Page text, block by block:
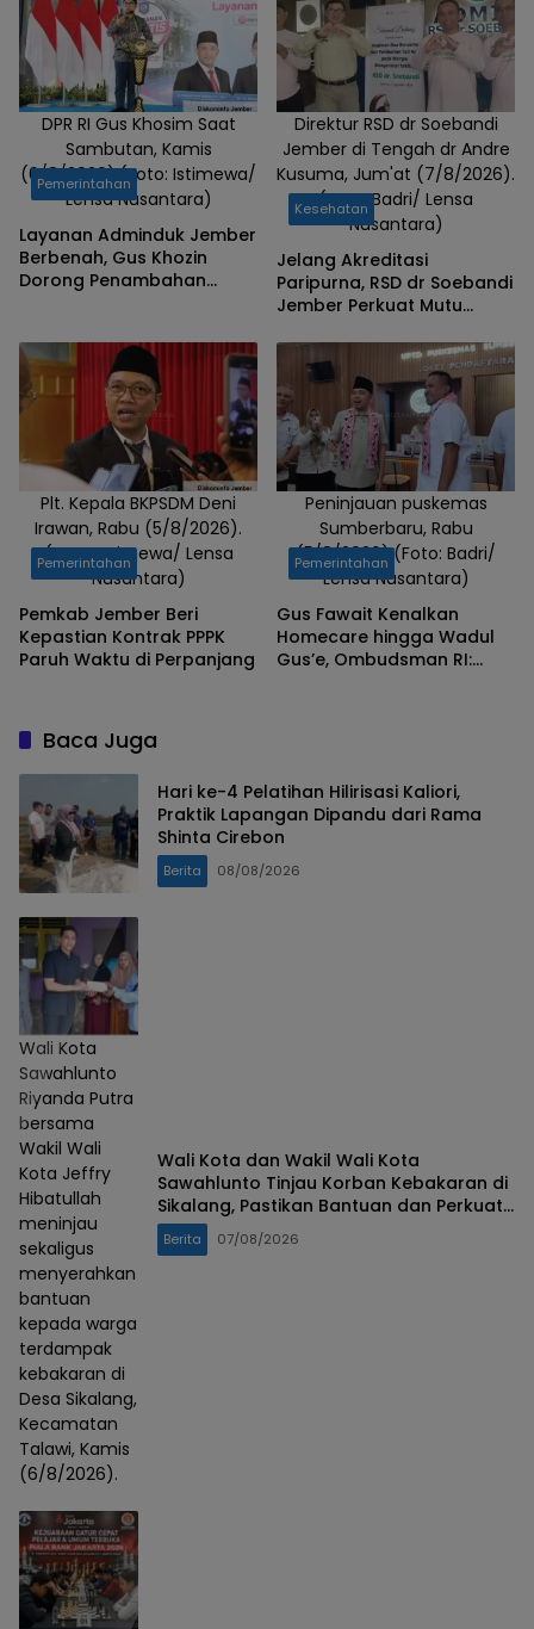
DPR RI Gus Khosim Saat
Sambutan, Kamis
(6/8/2026).(Foto: Istimewa/
Lensa Nusantara)
Pemerintahan
Layanan Adminduk Jember
Berbenah, Gus Khozin
Dorong Penambahan
Direktur RSD dr Soebandi
Jember di Tengah dr Andre
Kusuma, Jum'at (7/8/2026).
(Foto: Badri/ Lensa
Nusantara)
Kesehatan
Jelang Akreditasi
Paripurna, RSD dr Soebandi
Jember Perkuat Mutu
Ditingkatkan
Plt. Kepala BKPSDM Deni
Irawan, Rabu (5/8/2026).
(Foto: Istimewa/ Lensa
Nusantara)
Pemerintahan
Pemkab Jember Beri
Kepastian Kontrak PPPK
Paruh Waktu di Perpanjang
Peninjauan puskemas
Sumberbaru, Rabu
(5/8/2026).(Foto: Badri/
Lensa Nusantara)
Pemerintahan
Gus Fawait Kenalkan
Homecare hingga Wadul
Gus’e, Ombudsman RI:
Baca Juga
Hari ke-4 Pelatihan Hilirisasi Kaliori,
Praktik Lapangan Dipandu dari Rama
Shinta Cirebon
Berita 08/08/2026
Wali Kota
Sawahlunto
Riyanda Putra
bersama
Wakil Wali
Kota Jeffry
Hibatullah
meninjau
sekaligus
menyerahkan
bantuan
kepada warga
terdampak
kebakaran di
Desa Sikalang,
Kecamatan
Talawi, Kamis
(6/8/2026).
Wali Kota dan Wakil Wali Kota
Sawahlunto Tinjau Korban Kebakaran di
Sikalang, Pastikan Bantuan dan Perkuat
Mitigasi Bencana
Berita 07/08/2026